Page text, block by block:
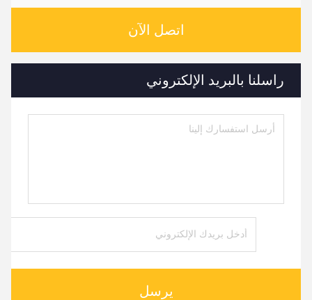
اتصل الآن
راسلنا بالبريد الإلكتروني
يرسل